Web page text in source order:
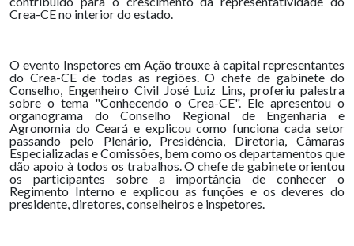
Crea-CE no interior do estado.
O evento Inspetores em Ação trouxe à capital representantes
do Crea-CE de todas as regiões. O chefe de gabinete do
Conselho, Engenheiro Civil José Luiz Lins, proferiu palestra
sobre o tema "Conhecendo o Crea-CE". Ele apresentou o
organograma do Conselho Regional de Engenharia e
Agronomia do Ceará e explicou como funciona cada setor
passando pelo Plenário, Presidência, Diretoria, Câmaras
Especializadas e Comissões, bem como os departamentos que
dão apoio à todos os trabalhos. O chefe de gabinete orientou
os participantes sobre a importância de conhecer o
Regimento Interno e explicou as funções e os deveres do
presidente, diretores, conselheiros e inspetores.